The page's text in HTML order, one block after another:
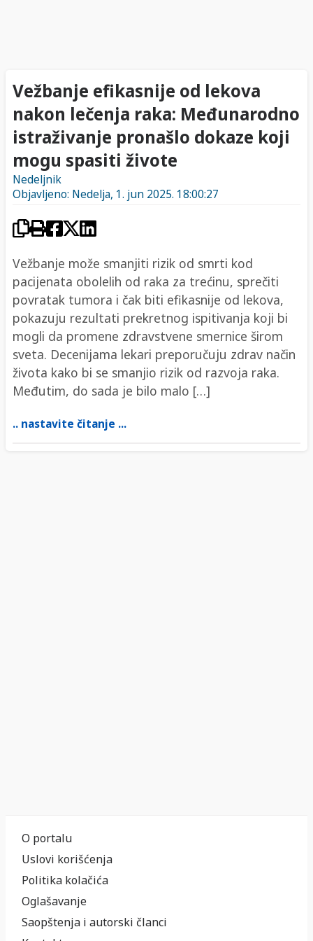
Vežbanje efikasnije od lekova
nakon lečenja raka: Međunarodno
istraživanje pronašlo dokaze koji
mogu spasiti živote
Nedeljnik
Objavljeno: Nedelja, 1. jun 2025. 18:00:27
Vežbanje može smanjiti rizik od smrti kod
pacijenata obolelih od raka za trećinu, sprečiti
povratak tumora i čak biti efikasnije od lekova,
pokazuju rezultati prekretnog ispitivanja koji bi
mogli da promene zdravstvene smernice širom
sveta. Decenijama lekari preporučuju zdrav način
života kako bi se smanjio rizik od razvoja raka.
Međutim, do sada je bilo malo […]
.. nastavite čitanje ...
O portalu
Uslovi korišćenja
Politika kolačića
Oglašavanje
Saopštenja i autorski članci